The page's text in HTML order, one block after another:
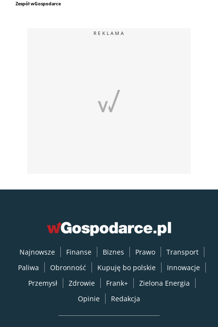
Zespół wGospodarce
REKLAMA
Najnowsze Finanse Biznes Prawo
Transport
Paliwa
Obronność Kupuję bo polskie
Innowacje
Przemysł
Zdrowie Frank+
Zielona Energia
Opinie
Redakcja